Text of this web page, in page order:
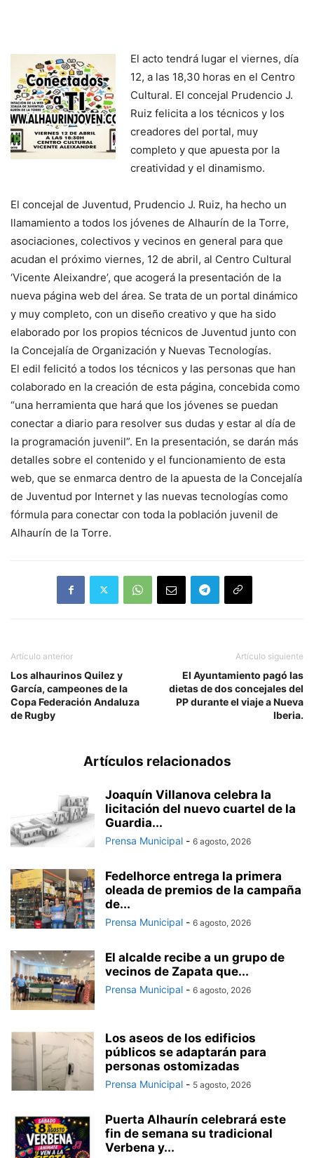
El acto tendrá lugar el viernes, día
12, a las 18,30 horas en el Centro
Cultural. El concejal Prudencio J.
Ruiz felicita a los técnicos y los
creadores del portal, muy
completo y que apuesta por la
creatividad y el dinamismo.
El concejal de Juventud, Prudencio J. Ruiz, ha hecho un
llamamiento a todos los jóvenes de Alhaurín de la Torre,
asociaciones, colectivos y vecinos en general para que
acudan el próximo viernes, 12 de abril, al Centro Cultural
‘Vicente Aleixandre’, que acogerá la presentación de la
nueva página web del área. Se trata de un portal dinámico
y muy completo, con un diseño creativo y que ha sido
elaborado por los propios técnicos de Juventud junto con
la Concejalía de Organización y Nuevas Tecnologías.
El edil felicitó a todos los técnicos y las personas que han
colaborado en la creación de esta página, concebida como
“una herramienta que hará que los jóvenes se puedan
conectar a diario para resolver sus dudas y estar al día de
la programación juvenil”. En la presentación, se darán más
detalles sobre el contenido y el funcionamiento de esta
web, que se enmarca dentro de la apuesta de la Concejalía
de Juventud por Internet y las nuevas tecnologías como
fórmula para conectar con toda la población juvenil de
Alhaurín de la Torre.
Artículo anterior
Los alhaurinos Quilez y
García, campeones de la
Copa Federación Andaluza
de Rugby
Artículo siguiente
El Ayuntamiento pagó las
dietas de dos concejales del
PP durante el viaje a Nueva
Iberia.
Artículos relacionados
Joaquín Villanova celebra la
licitación del nuevo cuartel de la
Guardia...
Prensa Municipal - 6 agosto, 2026
Fedelhorce entrega la primera
oleada de premios de la campaña
de...
Prensa Municipal - 6 agosto, 2026
El alcalde recibe a un grupo de
vecinos de Zapata que...
Prensa Municipal - 6 agosto, 2026
Los aseos de los edificios
públicos se adaptarán para
personas ostomizadas
Prensa Municipal - 5 agosto, 2026
Puerta Alhaurín celebrará este
fin de semana su tradicional
Verbena y...